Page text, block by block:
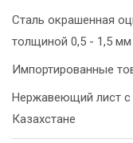
Сталь окрашенная
толщиной 0,5 - 1,5 мм
Импортированные
Нержавеющий лист с
Казахстане